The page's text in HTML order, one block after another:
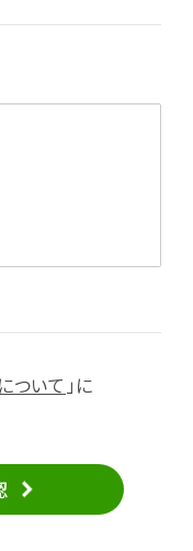
更の通知
サービスへの
等の配信
への対応
ついて 」に